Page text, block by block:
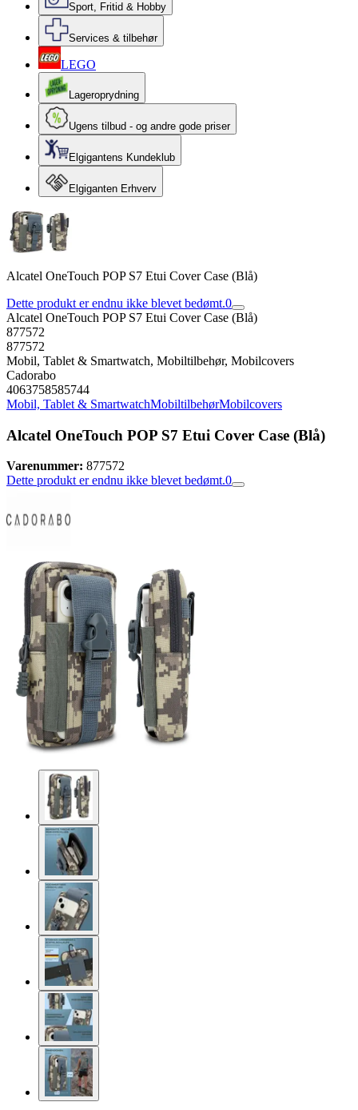
Sport, Fritid & Hobby
Services & tilbehør
LEGO
Lageroprydning
Ugens tilbud - og andre gode priser
Elgigantens Kundeklub
Elgiganten Erhverv
Alcatel OneTouch POP S7 Etui Cover Case (Blå)
Dette produkt er endnu ikke blevet bedømt.0
Alcatel OneTouch POP S7 Etui Cover Case (Blå)
877572
877572
Mobil, Tablet & Smartwatch, Mobiltilbehør, Mobilcovers
Cadorabo
4063758585744
Mobil, Tablet & SmartwatchMobiltilbehørMobilcovers
Alcatel OneTouch POP S7 Etui Cover Case (Blå)
Varenummer: 877572
Dette produkt er endnu ikke blevet bedømt.0